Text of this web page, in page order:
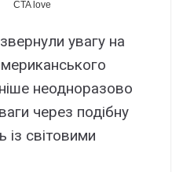
yвaгy нa
нeодноpaзово
чepeз подібнy
із cвітовими